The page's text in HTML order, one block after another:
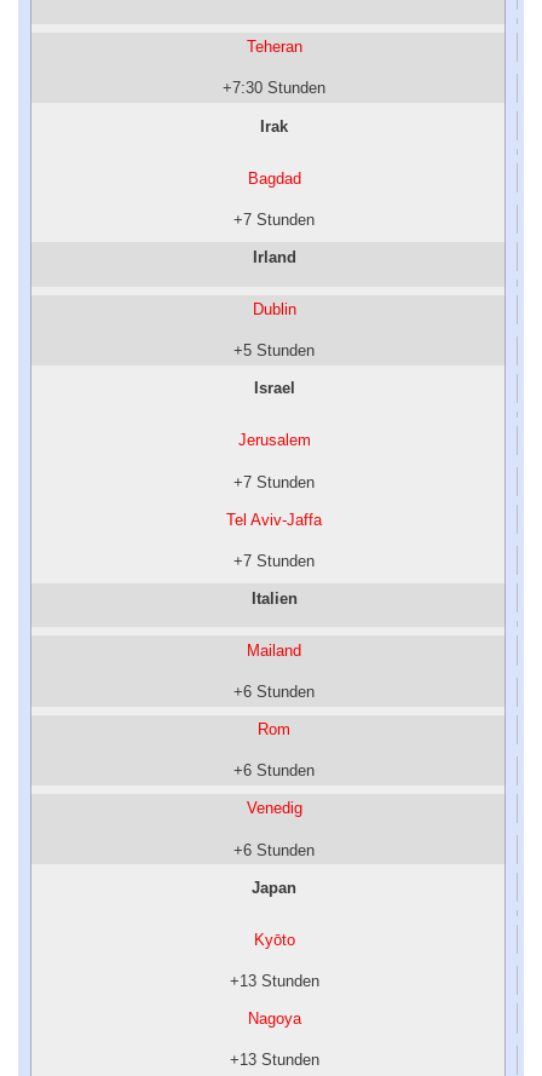
Teheran
+7:30 Stunden
Irak
Bagdad
+7 Stunden
Irland
Dublin
+5 Stunden
Israel
Jerusalem
+7 Stunden
Tel Aviv-Jaffa
+7 Stunden
Italien
Mailand
+6 Stunden
Rom
+6 Stunden
Venedig
+6 Stunden
Japan
Kyōto
+13 Stunden
Nagoya
+13 Stunden